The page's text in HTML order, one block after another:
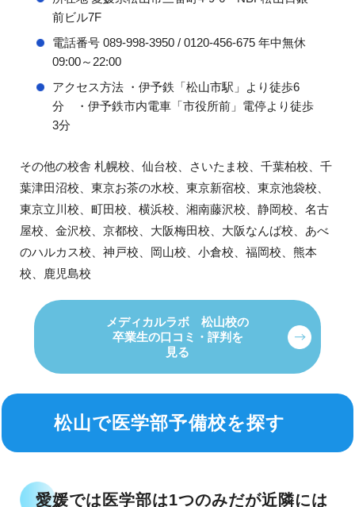
前ビル7F
電話番号 089-998-3950 / 0120-456-675 年中無休
09:00～22:00
アクセス方法 ・伊予鉄「松山市駅」より徒歩6
分 ・伊予鉄市内電車「市役所前」電停より徒歩
3分
その他の校舎 札幌校、仙台校、さいたま校、千葉柏校、千
葉津田沼校、東京お茶の水校、東京新宿校、東京池袋校、
東京立川校、町田校、横浜校、湘南藤沢校、静岡校、名古
屋校、金沢校、京都校、大阪梅田校、大阪なんば校、あべ
のハルカス校、神戸校、岡山校、小倉校、福岡校、熊本
校、鹿児島校
メディカルラボ 松山校の
卒業生の口コミ・評判を
見る
松山で医学部予備校を探す
愛媛では医学部は1つのみだが近隣には